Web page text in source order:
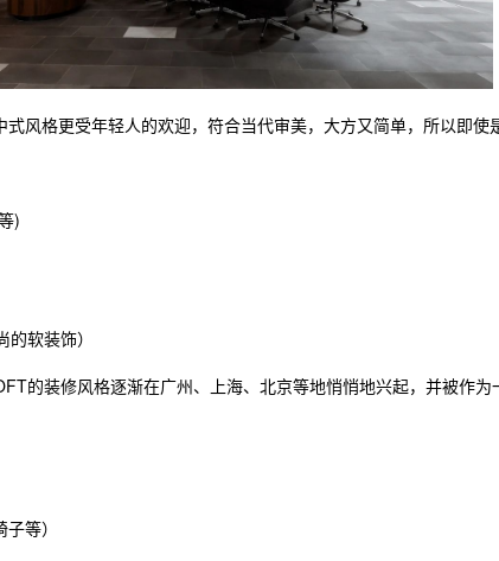
格更受年轻人的欢迎，符合当代审美，大方又简单，所以即使
)
软装饰）
装修风格逐渐在广州、上海、北京等地悄悄地兴起，并被作为
等）